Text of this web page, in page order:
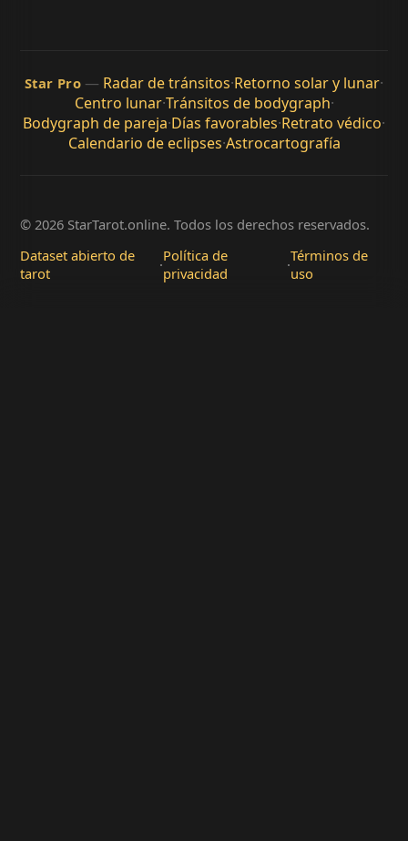
Star Pro — Radar de tránsitos·Retorno solar y lunar·
Centro lunar·Tránsitos de bodygraph·
Bodygraph de pareja·Días favorables·Retrato védico·
Calendario de eclipses·Astrocartografía
© 2026 StarTarot.online. Todos los derechos reservados.
Dataset abierto de
tarot
·Política de
privacidad
·Términos de
uso